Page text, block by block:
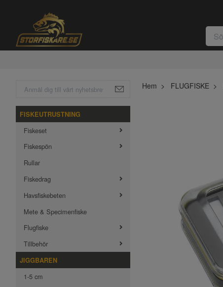
FISKEUTRUSTNING
Fiskeset
Fiskespön
Rullar
Fiskedrag
Havsfiskebeten
Mete & Specimenfiske
Flugfiske
Tillbehör
JIGGBAREN
1-5 cm
Hem FLUGFISKE